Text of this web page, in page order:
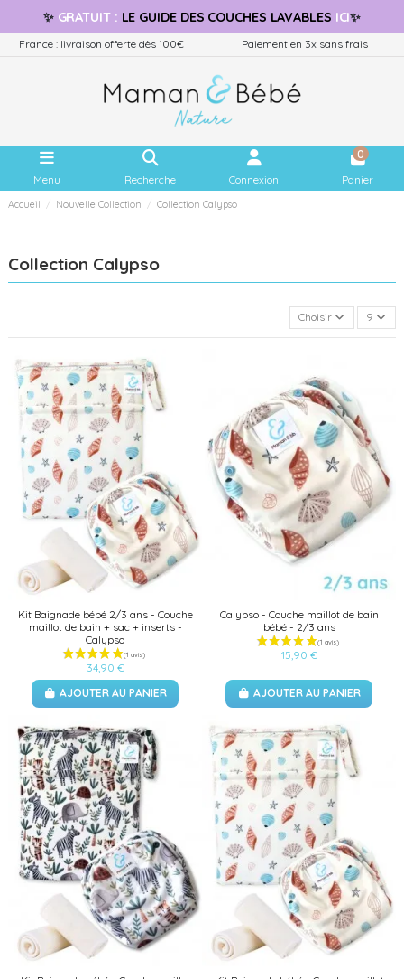
✨ GRATUIT: LE GUIDE DES COUCHES LAVABLES ICI✨
France : livraison offerte dès 100€ Paiement en 3x sans frais
Menu Recherche Connexion
0
Panier
Accueil Nouvelle Collection Collection Calypso
Collection Calypso
Choisir 9
Kit Baignade bébé 2/3 ans - Couche
maillot de bain + sac + inserts -
Calypso
34,90 €
AJOUTER AU PANIER
Calypso - Couche maillot de bain
bébé - 2/3 ans
15,90 €
AJOUTER AU PANIER